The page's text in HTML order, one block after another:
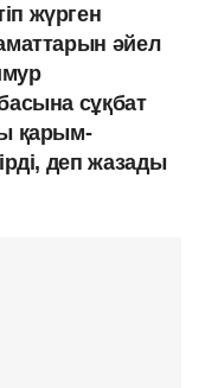
жүрген
әйел
сұқбат
қарым-
деп жазады